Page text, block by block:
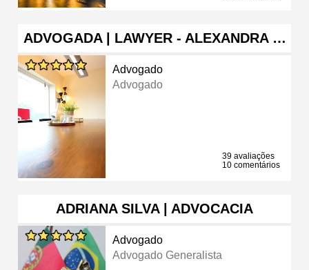
ADVOGADA | LAWYER - ALEXANDRA …
Advogado
Advogado
39 avaliações
10 comentários
ADRIANA SILVA | ADVOCACIA
Advogado
Advogado Generalista